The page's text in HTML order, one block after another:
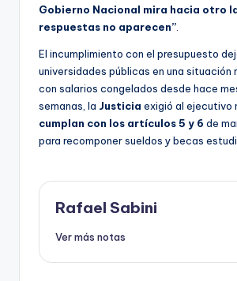
Gobierno Nacional mira hacia otro
respuestas no aparecen”
El incumplimiento con el presupuesto
universidades públicas en una situación
con salarios congelados desde hace
semanas, la Justicia exigió al ejecutivo
cumplan con los artículos 5 y 6 de
para recomponer sueldos y becas
Rafael Sabini
Ver más notas